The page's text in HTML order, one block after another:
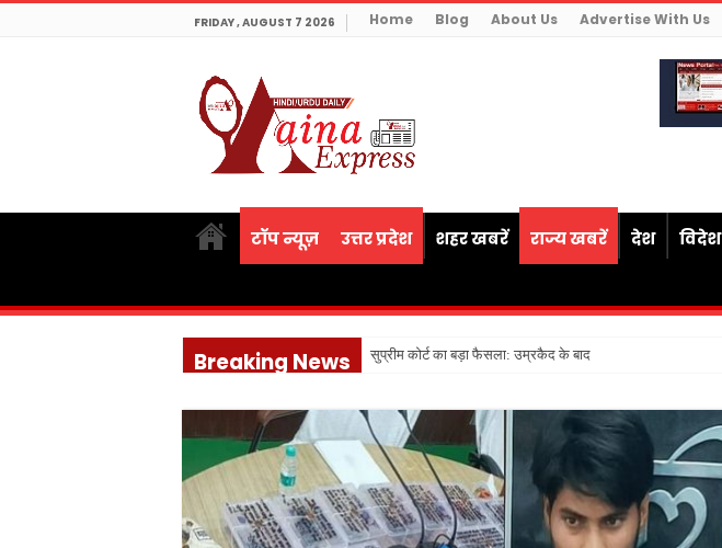
FRIDAY , AUGUST 7 2026 Home Blog About Us Advertise With Us
टॉप न्यूज़ उत्तर प्रदेश शहर खबरें राज्य खबरें देश विदेश
Breaking News सुप्रीम कोर्ट का बड़ा फैसला: उम्रकैद के बाद मृत्यु तक जेल में रखने